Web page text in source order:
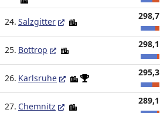
24. Salzgitter
298,7
25. Bottrop
298,1
26. Karlsruhe
295,3
27. Chemnitz
289,1